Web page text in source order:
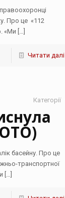
Про це «112
«Ми […]
Читати далі
Категорії
басейну. Про це
транспортної
[…]